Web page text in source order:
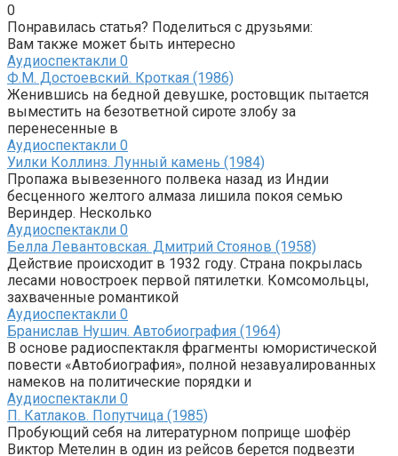
0
Понравилась статья? Поделиться с друзьями:
Вам также может быть интересно
Аудиоспектакли 0
Ф.М. Достоевский. Кроткая (1986)
Женившись на бедной девушке, ростовщик пытается
выместить на безответной сироте злобу за
перенесенные в
Аудиоспектакли 0
Уилки Коллинз. Лунный камень (1984)
Пропажа вывезенного полвека назад из Индии
бесценного желтого алмаза лишила покоя семью
Вериндер. Несколько
Аудиоспектакли 0
Белла Левантовская. Дмитрий Стоянов (1958)
Действие происходит в 1932 году. Страна покрылась
лесами новостроек первой пятилетки. Комсомольцы,
захваченные романтикой
Аудиоспектакли 0
Бранислав Нушич. Автобиография (1964)
В основе радиоспектакля фрагменты юмористической
повести «Автобиография», полной незавуалированных
намеков на политические порядки и
Аудиоспектакли 0
П. Катлаков. Попутчица (1985)
Пробующий себя на литературном поприще шофёр
Виктор Метелин в один из рейсов берется подвезти